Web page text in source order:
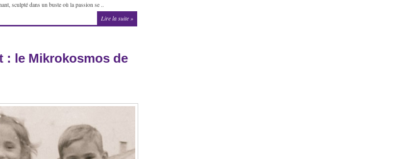
sculpté dans un buste où la passion se ..
Lire la suite »
: le Mikrokosmos de